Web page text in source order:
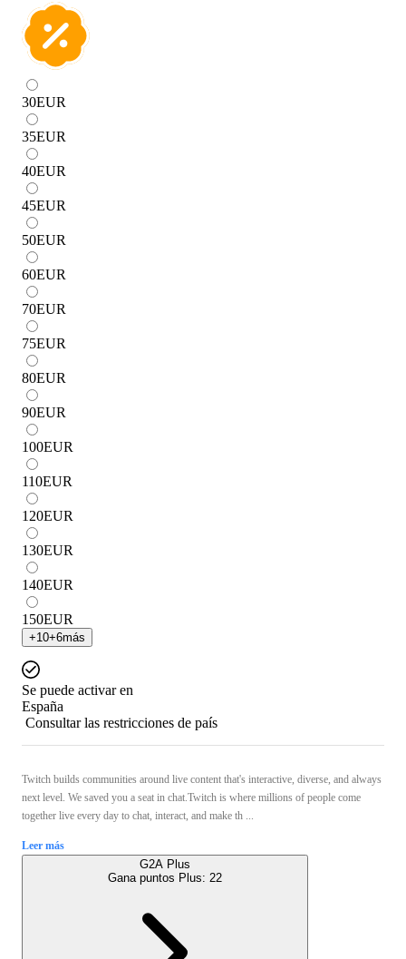
30EUR
35EUR
40EUR
45EUR
50EUR
60EUR
70EUR
75EUR
80EUR
90EUR
100EUR
110EUR
120EUR
130EUR
140EUR
150EUR
+10+6más
Se puede activar en
España
Consultar las restricciones de país
Twitch builds communities around live content that's interactive, diverse, and always
next level. We saved you a seat in chat.Twitch is where millions of people come
together live every day to chat, interact, and make th ...
Leer más
G2A Plus
Gana puntos Plus: 22